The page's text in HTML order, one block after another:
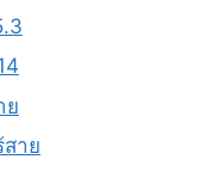
ย
าย